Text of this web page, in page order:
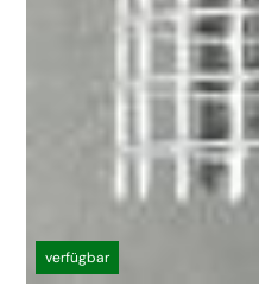
verfügbar